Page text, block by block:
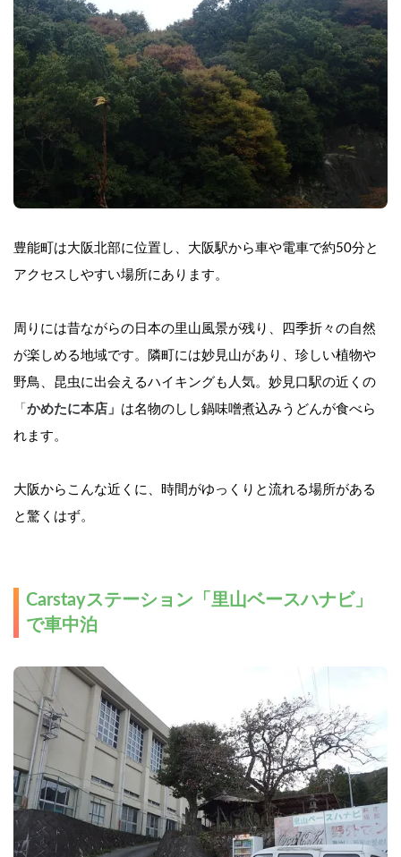
豊能町は大阪北部に位置し、大阪駅から車や電車で約50分と
アクセスしやすい場所にあります。
周りには昔ながらの日本の里山風景が残り、四季折々の自然
が楽しめる地域です。隣町には妙見山があり、珍しい植物や
野鳥、昆虫に出会えるハイキングも人気。妙見口駅の近くの
「 かめたに本店」 は名物のしし鍋味噌煮込みうどんが食べら
れます。
大阪からこんな近くに、時間がゆっくりと流れる場所がある
と驚くはず。
Carstayステーション「里山ベースハナビ」
で車中泊